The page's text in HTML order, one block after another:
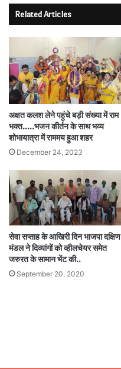
Related Articles
अक्षत कलश लेने पहुंचे बड़ी संख्या में राम
भक्त…..भजन कीर्तन के साथ भव्य
शोभायात्रा में राममय हुआ शहर
December 24, 2023
सेवा सप्ताह के आखिरी दिन भाजपा दक्षिण
मंडल ने दिव्यांगों को व्हीलचेयर समेत
जरुरत के सामान भेंट की..
September 20, 2020